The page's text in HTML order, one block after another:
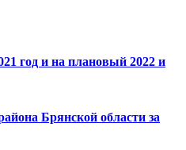
год и на плановый 2022 и
Брянской области за